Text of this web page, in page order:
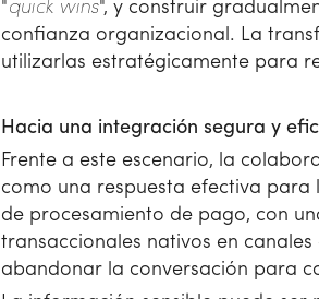
"quick wins", y construir
confianza organizacional. La
utilizarlas estratégicamente para
Hacia una integración segura y
Frente a este escenario, la
como una respuesta efectiva
de procesamiento de pago, con
transaccionales nativos en
abandonar la conversación para